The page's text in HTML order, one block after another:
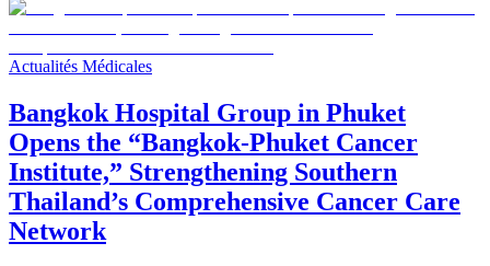
Actualités Médicales
Bangkok Hospital Group in Phuket
Opens the “Bangkok-Phuket Cancer
Institute,” Strengthening Southern
Thailand’s Comprehensive Cancer Care
Network